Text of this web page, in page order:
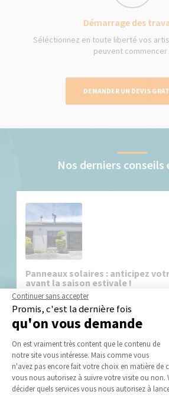
Démarrage des
Séléctionnez en toute liberté vos
peuvent commencer
DEMANDER UN DEVIS
Nos derniers conseils
Panneaux solaires : anticipez
avant la saison estivale !
Avec l’arrivée des beaux jours et
d’ensoleillement,...
Continuer sans accepter
Promis, c'est la dernière fois
qu'on vous demande
Plateforme de Gestion
On est vraiment très content que le contenu de
notre site vous intéresse. Mais comme vous
n'avez pas encore fait votre choix en matière de
vous nous autorisez à suivre votre visite ou non.
décider quels services vous nous autorisez à
Axeptio consent